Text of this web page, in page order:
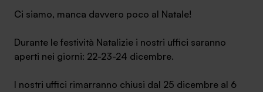
News ed eventi
Chi siamo
Ci siamo, manca davvero poco al Natale!
Durante le festività Natalizie i nostri uffici saranno
aperti nei giorni: 22-23-24 dicembre.
I nostri uffici rimarranno chiusi dal 25 dicembre al 6